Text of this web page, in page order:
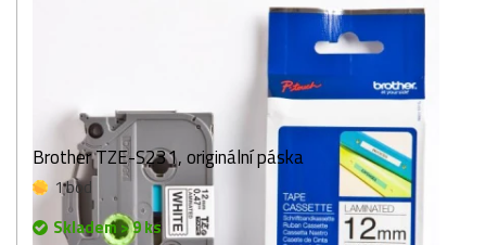
Brother TZE-S231, originální páska
1 bod
Skladem > 9 ks